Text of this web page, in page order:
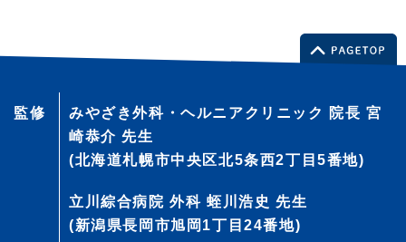
監修
みやざき外科・ヘルニアクリニック 院長 宮
崎恭介 先生
(北海道札幌市中央区北5条西2丁目5番地)
立川綜合病院 外科 蛭川浩史 先生
(新潟県長岡市旭岡1丁目24番地)